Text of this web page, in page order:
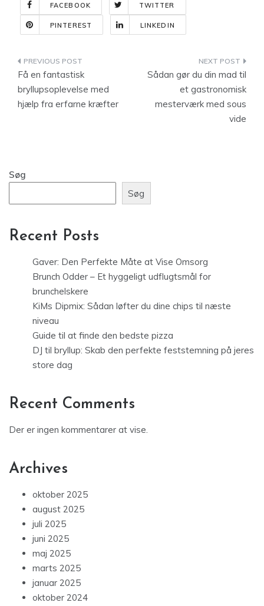
FACEBOOK TWITTER
PINTEREST LINKEDIN
Indlægsnavigation
Få en fantastisk
bryllupsoplevelse med
hjælp fra erfarne kræfter
Sådan gør du din mad til
et gastronomisk
mesterværk med sous
vide
Søg
Søg
Recent Posts
Gaver: Den Perfekte Måte at Vise Omsorg
Brunch Odder – Et hyggeligt udflugtsmål for
brunchelskere
KiMs Dipmix: Sådan løfter du dine chips til næste
niveau
Guide til at finde den bedste pizza
DJ til bryllup: Skab den perfekte feststemning på jeres
store dag
Recent Comments
Der er ingen kommentarer at vise.
Archives
oktober 2025
august 2025
juli 2025
juni 2025
maj 2025
marts 2025
januar 2025
oktober 2024